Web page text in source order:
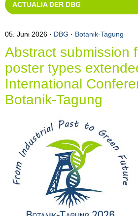
ACTUALIA DER DBG
05. Juni 2026 DBG · Botanik-Tagung
Abstract submission
poster types
International
Botanik-Tagung